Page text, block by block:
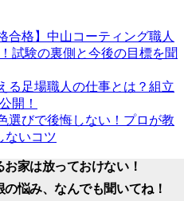
合格】中山コーティング職人
試験の裏側と今後の目標を聞
る足場職人の仕事とは？組立
開！
選びで後悔しない！プロが教
ないコツ
お家は放っておけない！
の悩み、なんでも聞いてね！